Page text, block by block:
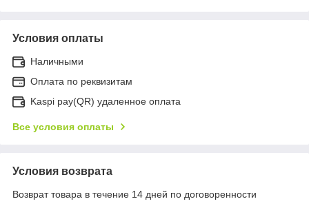
Условия оплаты
Наличными
Оплата по реквизитам
Kaspi pay(QR) удаленное оплата
Все условия оплаты
Условия возврата
Возврат товара в течение 14 дней по договоренности